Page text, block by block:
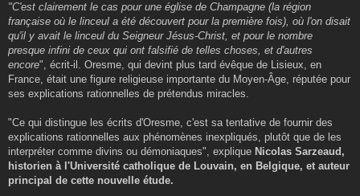
"C'est clairement le cas pour une église de Champagne (la région
française où le linceul a été découvert pour la première fois), où l'on disait
qu'il y avait le linceul du Seigneur Jésus-Christ, et pour le nombre
presque infini de ceux qui ont falsifié de telles choses, et d'autres
encore", écrit-il. Oresme, qui devint plus tard évêque de Lisieux, en
France, était une figure religieuse importante du Moyen-Âge, réputée pour
ses explications rationnelles de prétendus miracles.
"Ce qui distingue les écrits d'Oresme, c'est sa tentative de fournir des
explications rationnelles aux phénomènes inexpliqués, plutôt que de les
interpréter comme divins ou démoniaques", explique Nicolas Sarzeaud,
historien à l'Université catholique de Louvain, en Belgique, et auteur
principal de cette nouvelle étude.